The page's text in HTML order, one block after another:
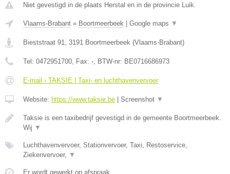
Niet gevestigd in de plaats Herstal en in de provincie Luik.
Vlaams-Brabant » Boortmeerbeek | Google maps ▼
Bieststraat 91 3191 Boortmeerbeek (Vlaams-Brabant)
Tel: 0472951700 , Fax: - , BTW-nr: BE0716686973
E-mail › TAKSIE | Taxi- en luchthavenvervoer
Website: https://www.taksie.be | Screenshot ▼
Taksie is een taxibedrijf gevestigd in de gemeente Boortmeerbeek.
Wij ▼
Luchthavenvervoer, Stationvervoer, Taxi, Restoservice,
Ziekenvervoer,
▼
Er wordt gewerkt op afspraak.